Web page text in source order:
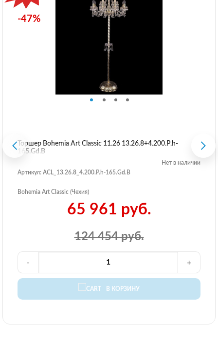
-47%
Торшер Bohemia Art Classic 11.26 13.26.8+4.200.P.h-
165.Gd.B
Нет в наличии
Артикул: ACL_13.26.8_4.200.P.h-165.Gd.B
Bohemia Art Classic (Чехия)
124 454 руб.
65 961 руб.
В КОРЗИНУ
- +